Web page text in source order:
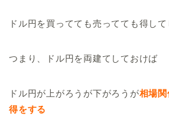
ドル円を買ってても売ってても得し
つまり、ドル円を両建てしておけば
ドル円が上がろうが下がろうが相場
得をする